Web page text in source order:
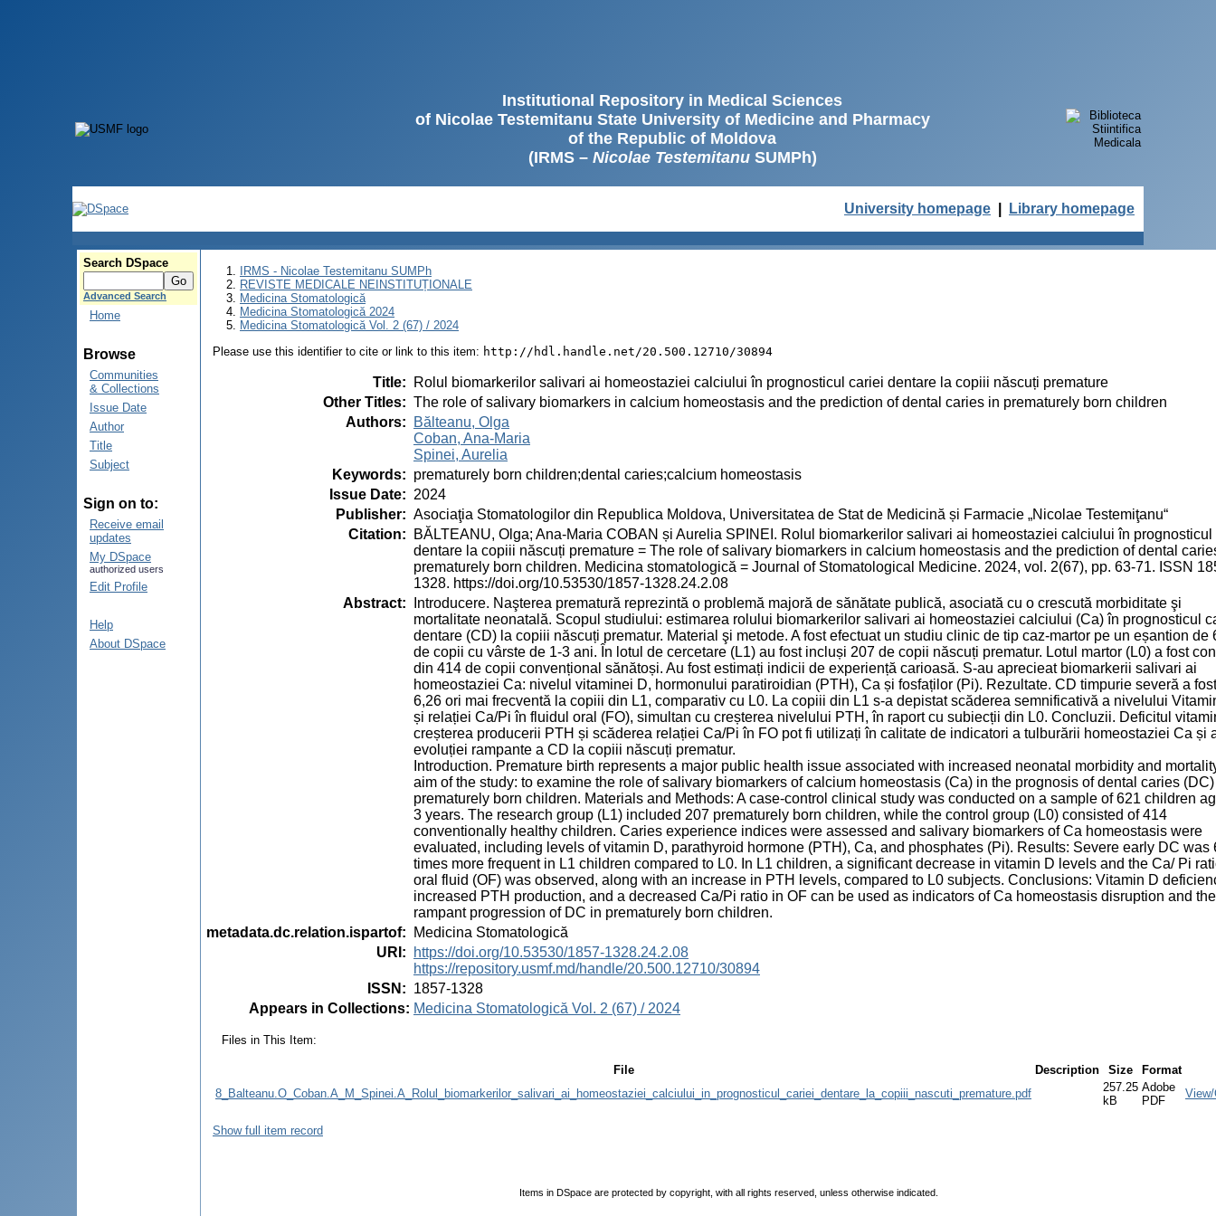
Institutional Repository in Medical Sciences
of Nicolae Testemitanu State University of Medicine and Pharmacy
of the Republic of Moldova
(IRMS – Nicolae TestemitanuSUMPh)
University homepage Library homepage
Search DSpace
Advanced Search
Home
Browse
Communities
& Collections
Issue Date
Author
Title
Subject
Sign on to:
Receive email
updates
My DSpace
authorized users
Edit Profile
Help
About DSpace
IRMS - Nicolae Testemitanu SUMPh
REVISTE MEDICALE NEINSTITUȚIONALE
Medicina Stomatologică
Medicina Stomatologică 2024
Medicina Stomatologică Vol. 2 (67) / 2024
Please use this identifier to cite or link to this item: http://hdl.handle.net/20.500.12710/30894
Title:
Rolul biomarkerilor salivari ai homeostaziei calciului în prognosticul cariei dentare la copiii născuți premature
Other Titles: The role of salivary biomarkers in calcium homeostasis and the prediction of dental caries in prematurely born children
Authors:
Bălteanu, Olga
Coban, Ana-Maria
Spinei, Aurelia
Keywords: prematurely born children;dental caries;calcium homeostasis
Issue Date: 2024
Publisher: Asociaţia Stomatologilor din Republica Moldova, Universitatea de Stat de Medicină și Farmacie „Nicolae Testemiţanu“
Citation:
BĂLTEANU, Olga; Ana-Maria COBAN și Aurelia SPINEI. Rolul biomarkerilor salivari ai homeostaziei calciului în prognosticul
dentare la copiii născuți premature = The role of salivary biomarkers in calcium homeostasis and the prediction of dental
prematurely born children. Medicina stomatologică = Journal of Stomatological Medicine. 2024, vol. 2(67), pp. 63-71. ISSN
1328. https://doi.org/10.53530/1857-1328.24.2.08
Abstract:
Introducere. Naşterea prematură reprezintă o problemă majoră de sănătate publică, asociată cu o crescută morbiditate şi
mortalitate neonatală. Scopul studiului: estimarea rolului biomarkerilor salivari ai homeostaziei calciului (Ca) în prognosticul
dentare (CD) la copiii născuți prematur. Material şi metode. A fost efectuat un studiu clinic de tip caz-martor pe un eșantion de
de copii cu vârste de 1-3 ani. În lotul de cercetare (L1) au fost incluși 207 de copii născuți prematur. Lotul martor (L0) a fost
din 414 de copii convențional sănătoși. Au fost estimați indicii de experiență carioasă. S-au aprecieat biomarkerii salivari ai
homeostaziei Ca: nivelul vitaminei D, hormonului paratiroidian (PTH), Ca și fosfaților (Pi). Rezultate. CD timpurie severă a
6,26 ori mai frecventă la copiii din L1, comparativ cu L0. La copiii din L1 s-a depistat scăderea semnificativă a nivelului
și relației Ca/Pi în fluidul oral (FO), simultan cu creșterea nivelului PTH, în raport cu subiecții din L0. Concluzii. Deficitul
creșterea producerii PTH și scăderea relației Ca/Pi în FO pot fi utilizați în calitate de indicatori a tulburării homeostaziei Ca și
evoluției rampante a CD la copiii născuți prematur.
Introduction. Premature birth represents a major public health issue associated with increased neonatal morbidity and
aim of the study: to examine the role of salivary biomarkers of calcium homeostasis (Ca) in the prognosis of dental caries
prematurely born children. Materials and Methods: A case-control clinical study was conducted on a sample of 621 children
3 years. The research group (L1) included 207 prematurely born children, while the control group (L0) consisted of 414
conventionally healthy children. Caries experience indices were assessed and salivary biomarkers of Ca homeostasis were
evaluated, including levels of vitamin D, parathyroid hormone (PTH), Ca, and phosphates (Pi). Results: Severe early DC was
times more frequent in L1 children compared to L0. In L1 children, a significant decrease in vitamin D levels and the Ca/ Pi
oral fluid (OF) was observed, along with an increase in PTH levels, compared to L0 subjects. Conclusions: Vitamin D
increased PTH production, and a decreased Ca/Pi ratio in OF can be used as indicators of Ca homeostasis disruption and the
rampant progression of DC in prematurely born children.
metadata.dc.relation.ispartof:
Medicina Stomatologică
URI :
https://doi.org/10.53530/1857-1328.24.2.08
https://repository.usmf.md/handle/20.500.12710/30894
ISSN : 1857-1328
Appears in Collections: Medicina Stomatologică Vol. 2 (67) / 2024
Files in This Item:
File Description Size
Format
8_Balteanu.O_Coban.A_M_Spinei.A_Rolul_biomarkerilor_salivari_ai_homeostaziei_calciului_in_prognosticul_cariei_dentare_la_copiii_nascuti_premature.pdf
257.25
kB
Adobe
PDF
Show full item record
Items in DSpace are protected by copyright, with all rights reserved, unless otherwise indicated.